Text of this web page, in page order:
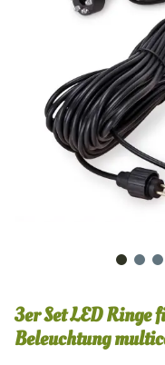
3er Set LED Ringe
Beleuchtung